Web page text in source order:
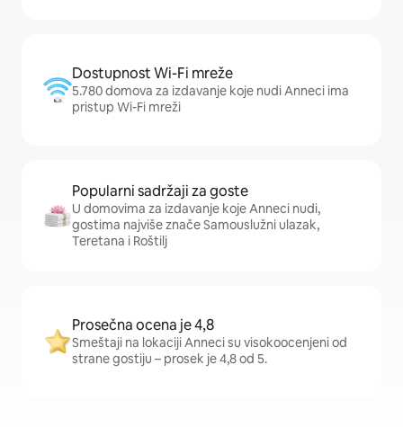
Dostupnost Wi-Fi mreže
5.780 domova za izdavanje koje nudi Anneci ima
pristup Wi-Fi mreži
Popularni sadržaji za goste
U domovima za izdavanje koje Anneci nudi,
gostima najviše znače Samouslužni ulazak,
Teretana i Roštilj
Prosečna ocena je 4,8
Smeštaji na lokaciji Anneci su visokoocenjeni od
strane gostiju – prosek je 4,8 od 5.